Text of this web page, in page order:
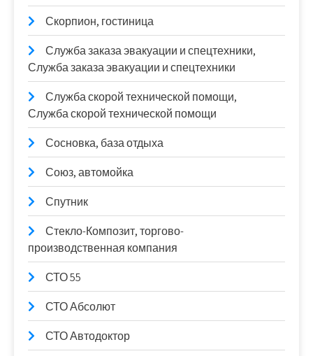
Скорпион, гостиница
Служба заказа эвакуации и спецтехники,
Служба заказа эвакуации и спецтехники
Служба скорой технической помощи,
Служба скорой технической помощи
Сосновка, база отдыха
Союз, автомойка
Спутник
Стекло-Композит, торгово-
производственная компания
СТО 55
СТО Абсолют
СТО Автодоктор